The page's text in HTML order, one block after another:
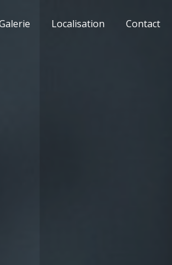
Localisation Contact